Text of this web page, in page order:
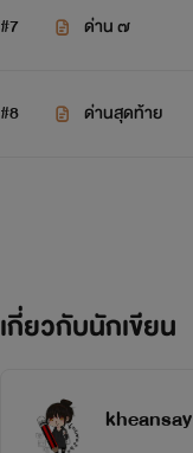
#7 ด่าน ๗
#8 ด่านสุดท้าย
เกี่ยวกับนักเขียน
kheansay